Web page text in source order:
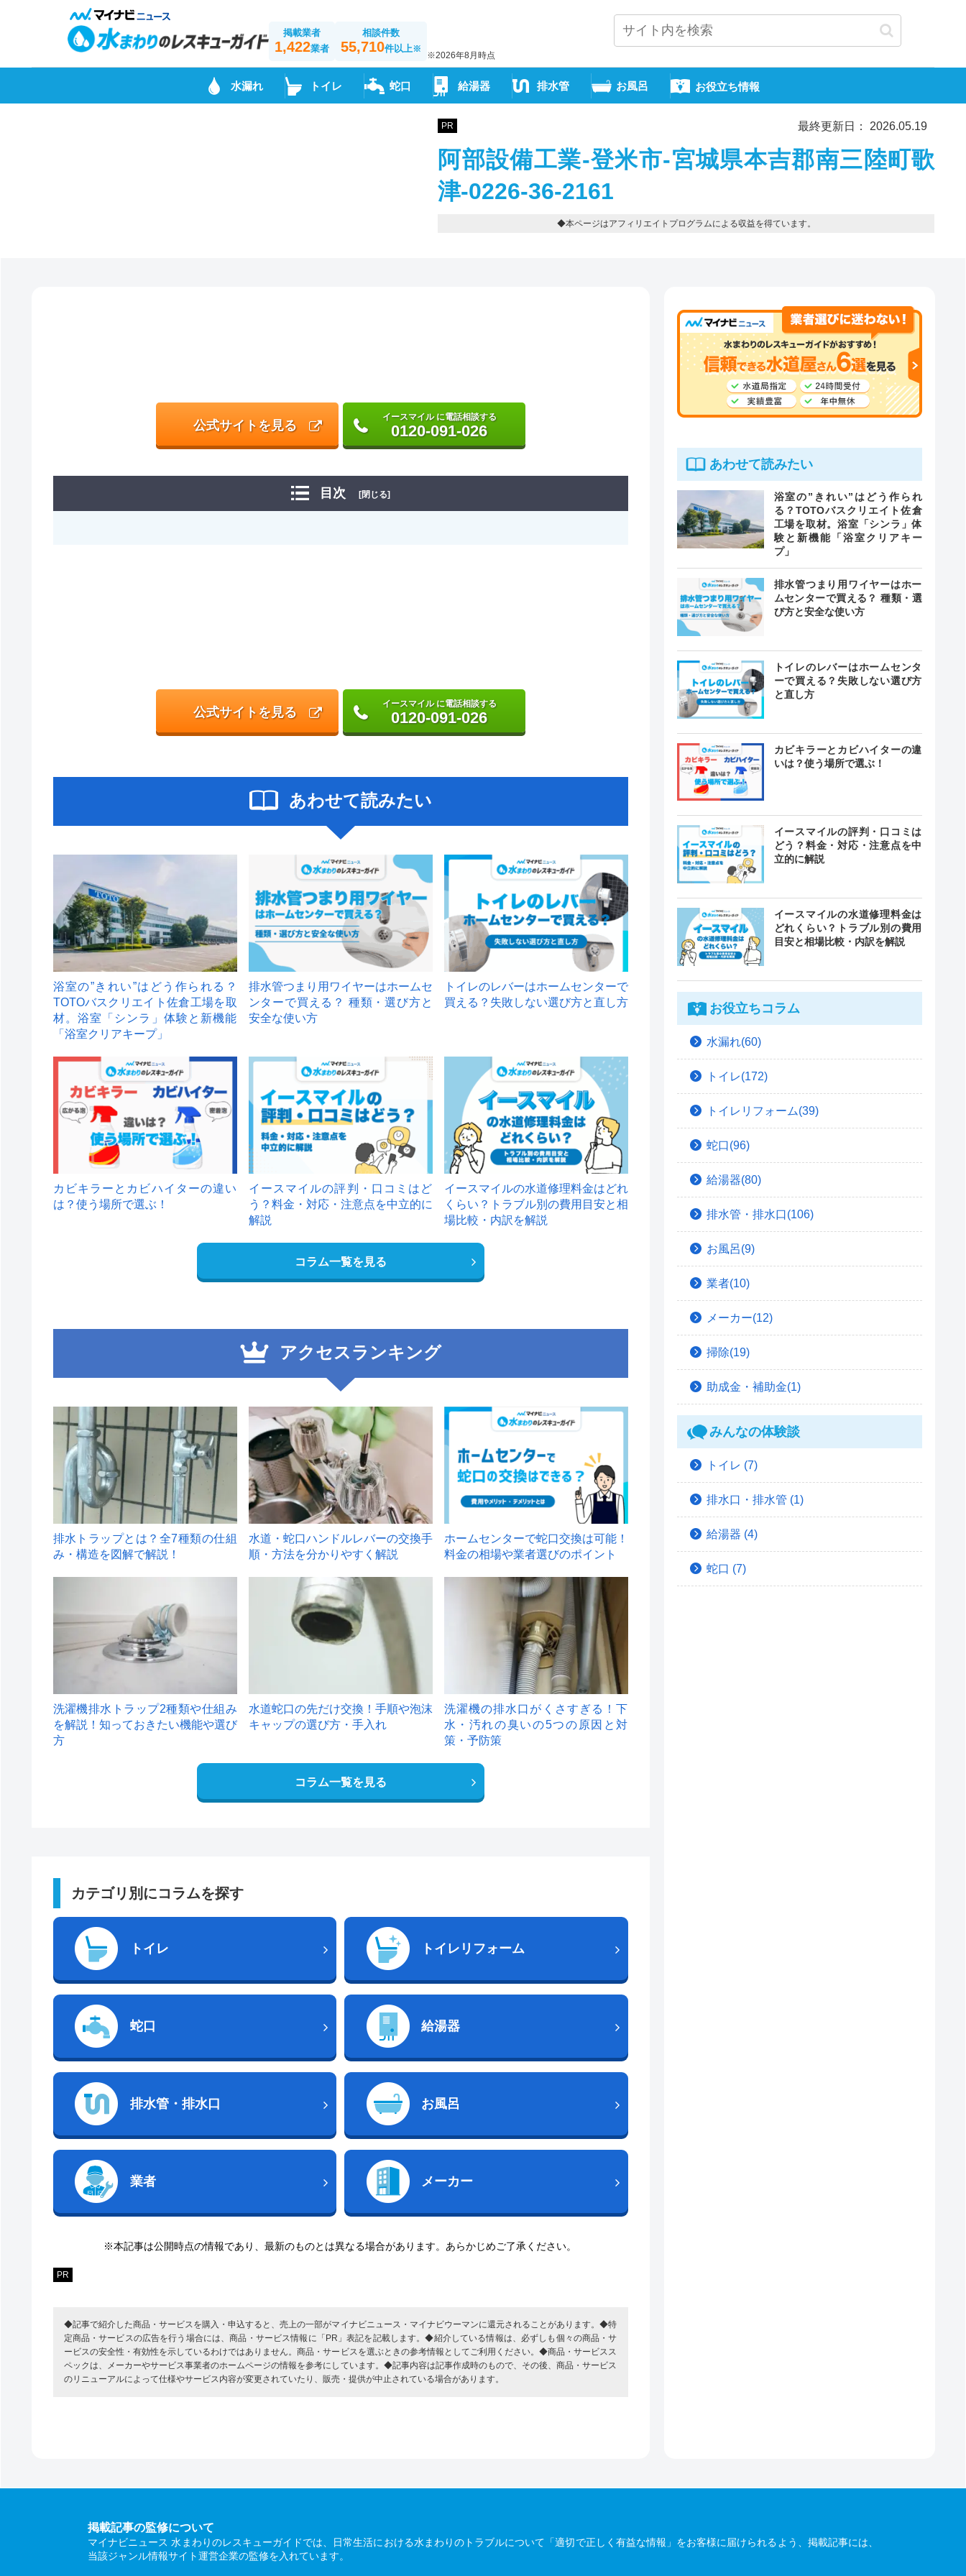
掲載業者
1,422業者
相談件数
55,710件以上※
※2026年8月時点
水漏れ トイレ 蛇口 給湯器 排水管 お風呂 お役立ち情報
PR 最終更新日： 2026.05.19
阿部設備工業-登米市-宮城県本吉郡南三陸町歌
津-0226-36-2161
◆本ページはアフィリエイトプログラムによる収益を得ています。
公式サイトを見る
イースマイル に電話相談する
0120-091-026
目次 [閉じる]
公式サイトを見る
イースマイル に電話相談する
0120-091-026
あわせて読みたい
浴室の”きれい”はどう作られる？
TOTOバスクリエイト佐倉工場を取
材。浴室「シンラ」体験と新機能
「浴室クリアキープ」
排水管つまり用ワイヤーはホームセ
ンターで買える？ 種類・選び方と
安全な使い方
トイレのレバーはホームセンターで
買える？失敗しない選び方と直し方
カビキラーとカビハイターの違い
は？使う場所で選ぶ！
イースマイルの評判・口コミはど
う？料金・対応・注意点を中立的に
解説
イースマイルの水道修理料金はどれ
くらい？トラブル別の費用目安と相
場比較・内訳を解説
コラム一覧を見る
アクセスランキング
1
排水トラップとは？全7種類の仕組
み・構造を図解で解説！
2
水道・蛇口ハンドルレバーの交換手
順・方法を分かりやすく解説
ホームセンターで蛇口交換は可能！
料金の相場や業者選びのポイント
洗濯機排水トラップ2種類や仕組み
を解説！知っておきたい機能や選び
方
水道蛇口の先だけ交換！手順や泡沫
キャップの選び方・手入れ
洗濯機の排水口がくさすぎる！下
水・汚れの臭いの5つの原因と対
策・予防策
コラム一覧を見る
カテゴリ別にコラムを探す
トイレ トイレリフォーム
蛇口 給湯器
排水管・排水口 お風呂
業者 メーカー
※本記事は公開時点の情報であり、最新のものとは異なる場合があります。あらかじめご了承ください。
PR
◆記事で紹介した商品・サービスを購入・申込すると、売上の一部がマイナビニュース・マイナビウーマンに還元されることがあります。◆特
定商品・サービスの広告を行う場合には、商品・サービス情報に「PR」表記を記載します。◆紹介している情報は、必ずしも個々の商品・サ
ービスの安全性・有効性を示しているわけではありません。商品・サービスを選ぶときの参考情報としてご利用ください。◆商品・サービスス
ペックは、メーカーやサービス事業者のホームページの情報を参考にしています。◆記事内容は記事作成時のもので、その後、商品・サービス
のリニューアルによって仕様やサービス内容が変更されていたり、販売・提供が中止されている場合があります。
あわせて読みたい
浴室の”きれい”はどう作られ
る？TOTOバスクリエイト佐倉
工場を取材。浴室「シンラ」体
験と新機能「浴室クリアキー
プ」
排水管つまり用ワイヤーはホー
ムセンターで買える？ 種類・選
び方と安全な使い方
トイレのレバーはホームセンタ
ーで買える？失敗しない選び方
と直し方
カビキラーとカビハイターの違
いは？使う場所で選ぶ！
イースマイルの評判・口コミは
どう？料金・対応・注意点を中
立的に解説
イースマイルの水道修理料金は
どれくらい？トラブル別の費用
目安と相場比較・内訳を解説
お役立ちコラム
水漏れ(60)
トイレ(172)
トイレリフォーム(39)
蛇口(96)
給湯器(80)
排水管・排水口(106)
お風呂(9)
業者(10)
メーカー(12)
掃除(19)
助成金・補助金(1)
みんなの体験談
トイレ (7)
排水口・排水管 (1)
給湯器 (4)
蛇口 (7)
掲載記事の監修について
マイナビニュース 水まわりのレスキューガイドでは、日常生活における水まわりのトラブルについて「適切で正しく有益な情報」をお客様に届けられるよう、掲載記事には、
当該ジャンル情報サイト運営企業の監修を入れています。